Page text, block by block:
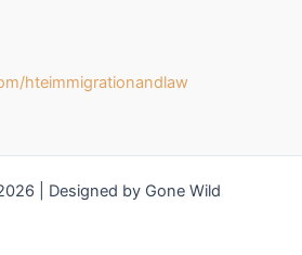
hteimmigrationandlaw
| Designed by Gone Wild